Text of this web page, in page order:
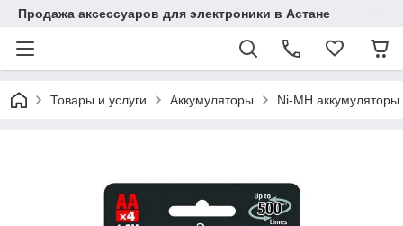
Продажа аксессуаров для электроники в Астане
Товары и услуги Аккумуляторы Ni-MH аккумуляторы